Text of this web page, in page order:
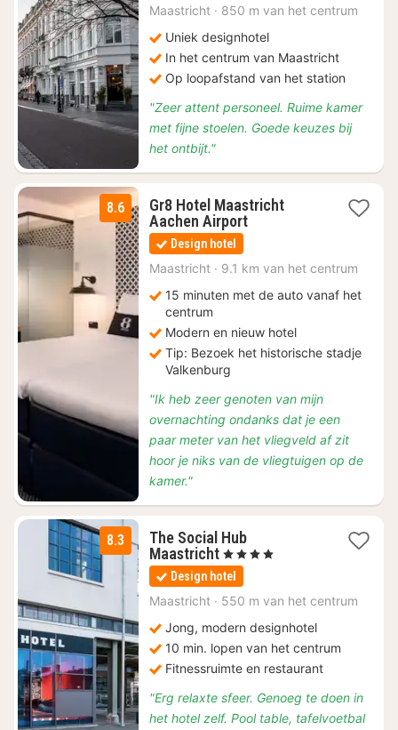
€
Maastricht · 850 m van het centrum
Uniek designhotel
In het centrum van Maastricht
Op loopafstand van het station
"Zeer attent personeel. Ruime kamer
met fijne stoelen. Goede keuzes bij
het ontbijt."
8.6
Gr8 Hotel Maastricht
Aachen Airport1
€
Design hotel
Maastricht · 9.1 km van het centrum
15 minuten met de auto vanaf het
centrum
Modern en nieuw hotel
Tip: Bezoek het historische stadje
Valkenburg
"Ik heb zeer genoten van mijn
overnachting ondanks dat je een
paar meter van het vliegveld af zit
hoor je niks van de vliegtuigen op de
kamer."
8.3
The Social Hub
Maastricht1
nacht
vanaf
€
, 4 Sterren
Design hotel
Maastricht · 550 m van het centrum
Jong, modern designhotel
10 min. lopen van het centrum
Fitnessruimte en restaurant
"Erg relaxte sfeer. Genoeg te doen in
het hotel zelf. Pool table, tafelvoetbal